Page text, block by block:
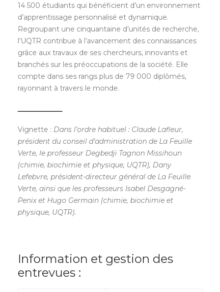
14 500 étudiants qui bénéficient d’un environnement
d’apprentissage personnalisé et dynamique.
Regroupant une cinquantaine d’unités de recherche,
l’UQTR contribue à l’avancement des connaissances
grâce aux travaux de ses chercheurs, innovants et
branchés sur les préoccupations de la société. Elle
compte dans ses rangs plus de 79 000 diplômés,
rayonnant à travers le monde.
_____________
Vignette : Dans l’ordre habituel : Claude Lafleur,
président du conseil d’administration de La Feuille
Verte, le professeur Degbedji Tagnon Missihoun
(chimie, biochimie et physique, UQTR), Dany
Lefebvre, président-directeur général de La Feuille
Verte, ainsi que les professeurs Isabel Desgagné-
Penix et Hugo Germain (chimie, biochimie et
physique, UQTR).
Information et gestion des
entrevues :